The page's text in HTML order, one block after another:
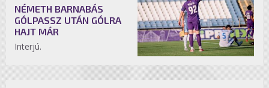
NÉMETH BARNABÁS
GÓLPASSZ UTÁN GÓLRA
HAJT MÁR
Interjú.